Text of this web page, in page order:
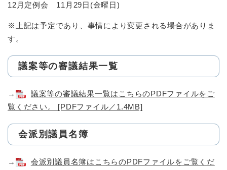
12月定例会 11月29日(金曜日)
※上記は予定であり、事情により変更される場合がありま
す。
議案等の審議結果一覧
→
議案等の審議結果一覧はこちらのPDFファイルをご
覧ください。 [PDFファイル／1.4MB]
会派別議員名簿
→
会派別議員名簿はこちらのPDFファイルをご覧くだ